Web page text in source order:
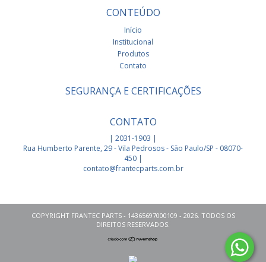
CONTEÚDO
Início
Institucional
Produtos
Contato
SEGURANÇA E CERTIFICAÇÕES
CONTATO
| 2031-1903 |
Rua Humberto Parente, 29 - Vila Pedrosos - São Paulo/SP - 08070-
450 |
contato@frantecparts.com.br
COPYRIGHT FRANTEC PARTS - 14365697000109 - 2026. TODOS OS
DIREITOS RESERVADOS.